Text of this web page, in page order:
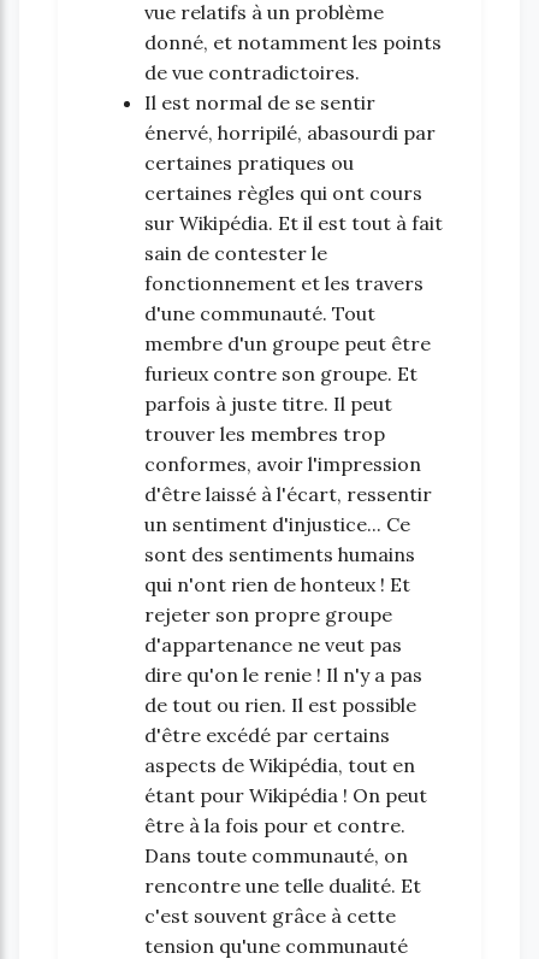
vue relatifs à un problème
donné, et notamment les points
de vue contradictoires.
Il est normal de se sentir
énervé, horripilé, abasourdi par
certaines pratiques ou
certaines règles qui ont cours
sur Wikipédia. Et il est tout à fait
sain de contester le
fonctionnement et les travers
d'une communauté. Tout
membre d'un groupe peut être
furieux contre son groupe. Et
parfois à juste titre. Il peut
trouver les membres trop
conformes, avoir l'impression
d'être laissé à l'écart, ressentir
un sentiment d'injustice... Ce
sont des sentiments humains
qui n'ont rien de honteux ! Et
rejeter son propre groupe
d'appartenance ne veut pas
dire qu'on le renie ! Il n'y a pas
de tout ou rien. Il est possible
d'être excédé par certains
aspects de Wikipédia, tout en
étant pour Wikipédia ! On peut
être à la fois pour et contre.
Dans toute communauté, on
rencontre une telle dualité. Et
c'est souvent grâce à cette
tension qu'une communauté